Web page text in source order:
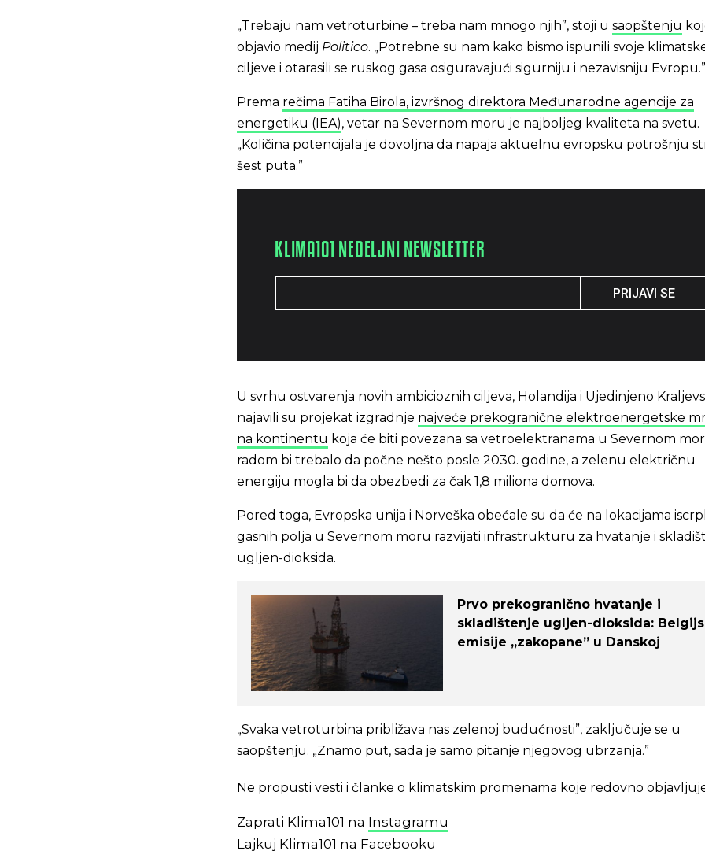
„Trebaju nam vetroturbine – treba nam mnogo njih”, stoji u saopštenju
objavio medij Politico. „Potrebne su nam kako bismo ispunili svoje
ciljeve i otarasili se ruskog gasa osiguravajući sigurniju i nezavisniju Evropu.”
Prema rečima Fatiha Birola, izvršnog direktora Međunarodne agencije za
energetiku (IEA), vetar na Severnom moru je najboljeg kvaliteta na svetu.
„Količina potencijala je dovoljna da napaja aktuelnu evropsku potrošnju
šest puta.”
KLIMA101 NEDELJNI NEWSLETTER
PRIJAVI SE
U svrhu ostvarenja novih ambicioznih ciljeva, Holandija i Ujedinjeno
najavili su projekat izgradnje najveće prekogranične elektroenergetske
na kontinentu koja će biti povezana sa vetroelektranama u Severnom
radom bi trebalo da počne nešto posle 2030. godine, a zelenu električnu
energiju mogla bi da obezbedi za čak 1,8 miliona domova.
Pored toga, Evropska unija i Norveška obećale su da će na lokacijama
gasnih polja u Severnom moru razvijati infrastrukturu za hvatanje i
ugljen-dioksida.
Prvo prekogranično hvatanje i
skladištenje ugljen-dioksida:
emisije „zakopane” u Danskoj
„Svaka vetroturbina približava nas zelenoj budućnosti”, zaključuje se u
saopštenju. „Znamo put, sada je samo pitanje njegovog ubrzanja.”
Ne propusti vesti i članke o klimatskim promenama koje redovno
Zaprati Klima101 na Instagramu
Lajkuj Klima101 na Facebooku